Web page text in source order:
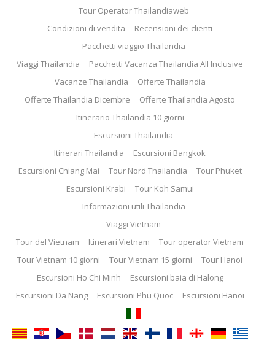
Tour Operator Thailandiaweb
Condizioni di vendita
Recensioni dei clienti
Pacchetti viaggio Thailandia
Viaggi Thailandia
Pacchetti Vacanza Thailandia All Inclusive
Vacanze Thailandia
Offerte Thailandia
Offerte Thailandia Dicembre
Offerte Thailandia Agosto
Itinerario Thailandia 10 giorni
Escursioni Thailandia
Itinerari Thailandia
Escursioni Bangkok
Escursioni Chiang Mai
Tour Nord Thailandia
Tour Phuket
Escursioni Krabi
Tour Koh Samui
Informazioni utili Thailandia
Viaggi Vietnam
Tour del Vietnam
Itinerari Vietnam
Tour operator Vietnam
Tour Vietnam 10 giorni
Tour Vietnam 15 giorni
Tour Hanoi
Escursioni Ho Chi Minh
Escursioni baia di Halong
Escursioni Da Nang
Escursioni Phu Quoc Escursioni Hanoi